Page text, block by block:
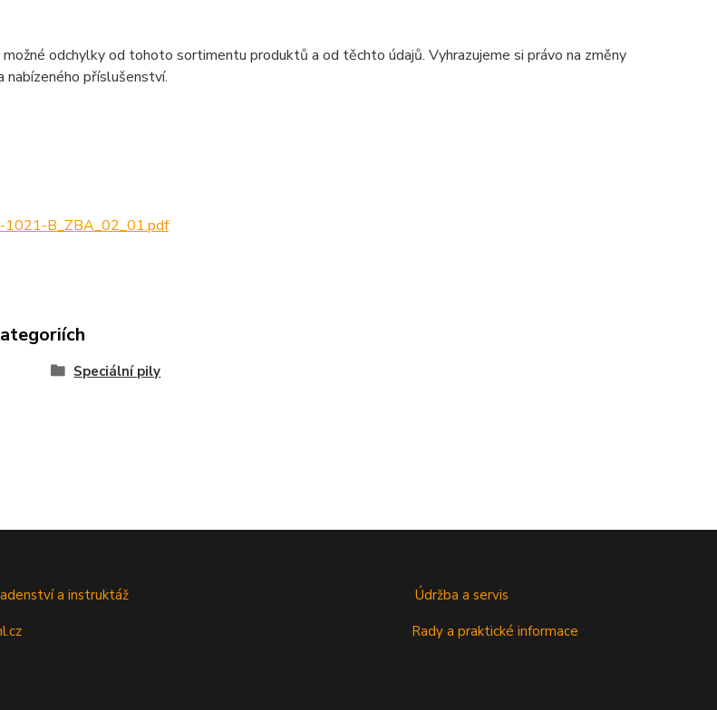
odchylky od tohoto sortimentu produktů a od těchto údajů. Vyhrazujeme si právo na změny
nabízeného příslušenství.
B_ZBA_02_01.pdf
Speciální pily
a instruktáž
Údržba a servis
Rady a praktické informace